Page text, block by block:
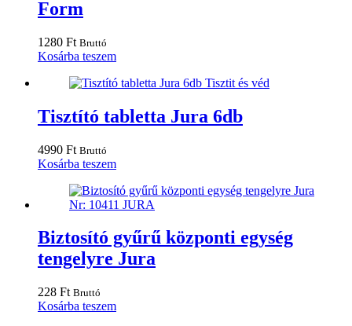
Form
1280 Ft Bruttó
Kosárba teszem
Tisztító tabletta Jura 6db
4990 Ft Bruttó
Kosárba teszem
Biztosító gyűrű központi egység
tengelyre Jura
228 Ft Bruttó
Kosárba teszem